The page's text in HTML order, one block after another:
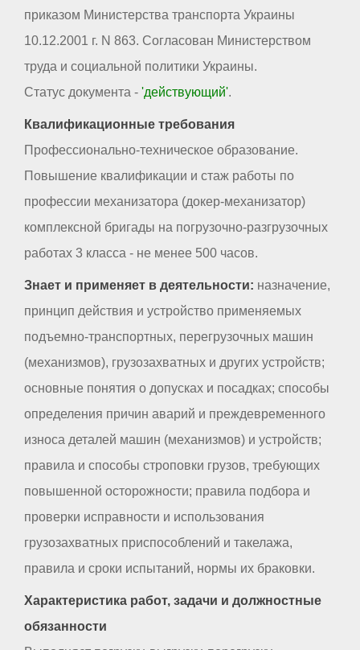
приказом Министерства транспорта Украины
10.12.2001 г. N 863. Согласован Министерством
труда и социальной политики Украины.
Статус документа - 'действующий'.
Квалификационные требования
Профессионально-техническое образование.
Повышение квалификации и стаж работы по
профессии механизатора (докер-механизатор)
комплексной бригады на погрузочно-разгрузочных
работах 3 класса - не менее 500 часов.
Знает и применяет в деятельности: назначение,
принцип действия и устройство применяемых
подъемно-транспортных, перегрузочных машин
(механизмов), грузозахватных и других устройств;
основные понятия о допусках и посадках; способы
определения причин аварий и преждевременного
износа деталей машин (механизмов) и устройств;
правила и способы строповки грузов, требующих
повышенной осторожности; правила подбора и
проверки исправности и использования
грузозахватных приспособлений и такелажа,
правила и сроки испытаний, нормы их браковки.
Характеристика работ, задачи и должностные
обязанности